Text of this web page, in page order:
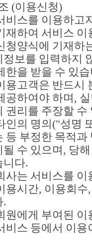
(이용신청)
스를 이용하고
재하여 서비스
양식에 기재하
정보를 입력하지
한을 받을 수 있
고객은 반드시
공하여야 하며,
권리를 주장할 수
의 명의("성명
등 부정한 목적
될 수 있으며, 당
니다.
는 서비스를 이
용시간, 이용회
.
에게 부여된 이
비스 등에서 이용